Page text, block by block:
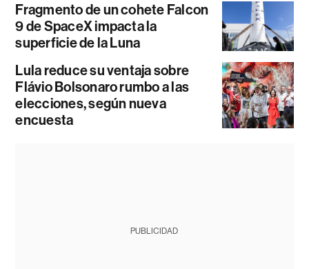
Fragmento de un cohete Falcon
9 de SpaceX impacta la
superficie de la Luna
Lula reduce su ventaja sobre
Flávio Bolsonaro rumbo a las
elecciones, según nueva
encuesta
PUBLICIDAD